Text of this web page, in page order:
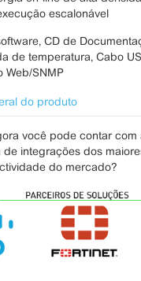
escalonável
CD de
de temperatura, Cabo
Web/SNMP
do produto
você pode contar com
integrações dos
do mercado?